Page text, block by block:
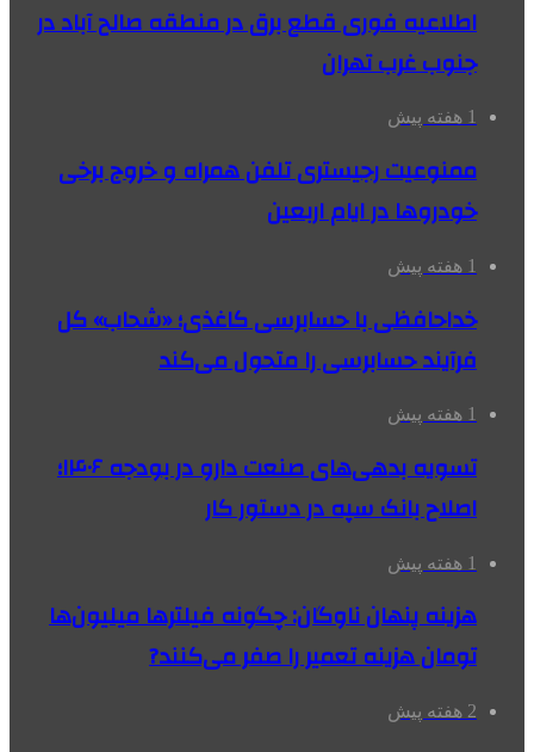
اطلاعیه فوری قطع برق در منطقه صالح آباد در
جنوب غرب تهران
1 هفته پیش
ممنوعیت رجیستری تلفن همراه و خروج برخی
خودروها در ایام اربعین
1 هفته پیش
خداحافظی با حسابرسی کاغذی؛ «شحاب» کل
فرآیند حسابرسی را متحول می‌کند
1 هفته پیش
تسویه بدهی‌های صنعت دارو در بودجه ۱۴۰۶؛
اصلاح بانک سپه در دستور کار
1 هفته پیش
هزینه پنهان ناوگان: چگونه فیلترها میلیون‌ها
تومان هزینه تعمیر را صفر می‌کنند?
2 هفته پیش